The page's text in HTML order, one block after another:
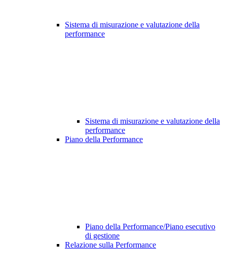
Sistema di misurazione e valutazione della
performance
Sistema di misurazione e valutazione della
performance
Piano della Performance
Piano della Performance/Piano esecutivo
di gestione
Relazione sulla Performance